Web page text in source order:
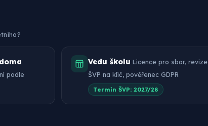
podle
Vedu školu Licence pro sbor, revize
ŠVP na klíč, pověřenec GDPR
Termín ŠVP: 2027/28